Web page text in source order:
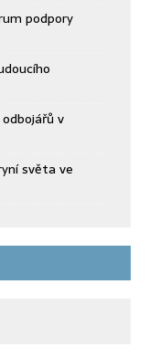
podpory
v
světa ve